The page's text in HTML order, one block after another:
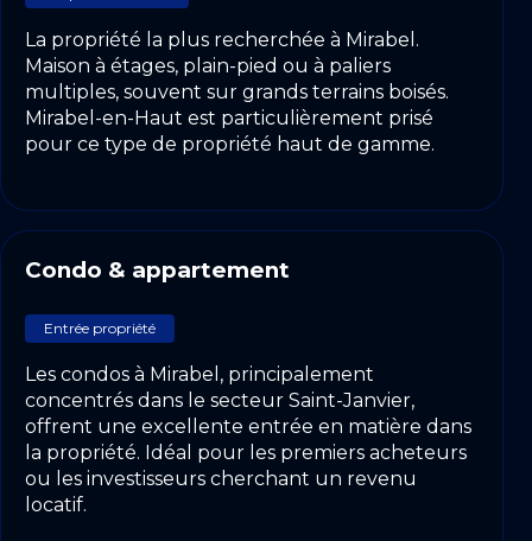
La propriété la plus recherchée à Mirabel.
Maison à étages, plain-pied ou à paliers
multiples, souvent sur grands terrains boisés.
Mirabel-en-Haut est particulièrement prisé
pour ce type de propriété haut de gamme.
Condo & appartement
Entrée propriété
Les condos à Mirabel, principalement
concentrés dans le secteur Saint-Janvier,
offrent une excellente entrée en matière dans
la propriété. Idéal pour les premiers acheteurs
ou les investisseurs cherchant un revenu
locatif.